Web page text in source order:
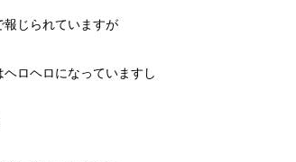
じられていますが
ロヘロになっていますし